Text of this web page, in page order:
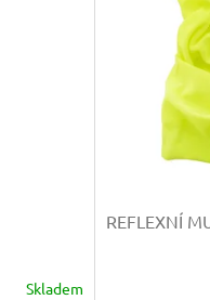
Skladem
REFLEXNÍ